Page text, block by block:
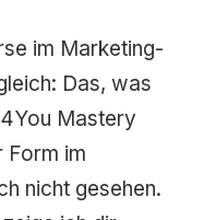
im Marketing-
Das, was
Mastery
Form im
nicht gesehen.